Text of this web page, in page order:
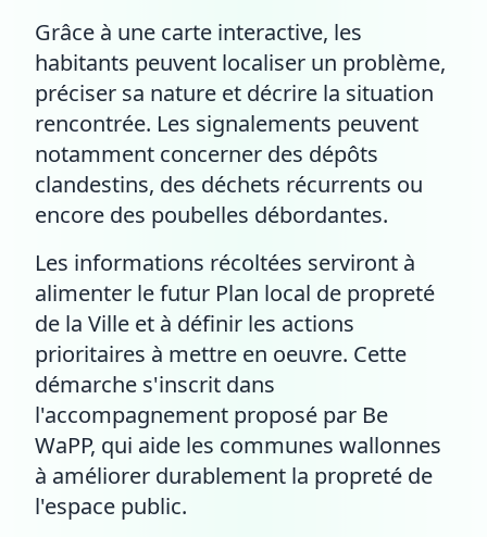
Grâce à une carte interactive, les
habitants peuvent localiser un problème,
préciser sa nature et décrire la situation
rencontrée. Les signalements peuvent
notamment concerner des dépôts
clandestins, des déchets récurrents ou
encore des poubelles débordantes.
Les informations récoltées serviront à
alimenter le futur Plan local de propreté
de la Ville et à définir les actions
prioritaires à mettre en oeuvre. Cette
démarche s'inscrit dans
l'accompagnement proposé par Be
WaPP, qui aide les communes wallonnes
à améliorer durablement la propreté de
l'espace public.